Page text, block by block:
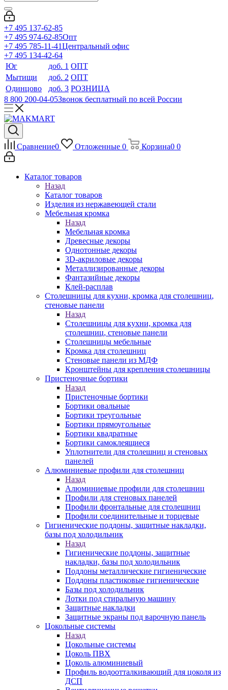
+7 495 137-62-85
+7 495 974-62-85Опт
+7 495 785-11-41Центральный офис
+7 495 134-42-64
Юг
доб. 1 ОПТ
Мытищи
доб. 2 ОПТ
Одинцово
доб. 3 РОЗНИЦА
8 800 200-04-05Звонок бесплатный по всей России
Сравнение0 Отложенные 0 Корзина0 0
Каталог товаров
Назад
Каталог товаров
Изделия из нержавеющей стали
Мебельная кромка
Назад
Мебельная кромка
Древесные декоры
Однотонные декоры
3D-акриловые декоры
Металлизированные декоры
Фантазийные декоры
Клей-расплав
Столешницы для кухни, кромка для столешниц,
стеновые панели
Назад
Столешницы для кухни, кромка для
столешниц, стеновые панели
Столешницы мебельные
Кромка для столешниц
Стеновые панели из МДФ
Кронштейны для крепления столешницы
Пристеночные бортики
Назад
Пристеночные бортики
Бортики овальные
Бортики треугольные
Бортики прямоугольные
Бортики квадратные
Бортики самоклеящиеся
Уплотнители для столешниц и стеновых
панелей
Алюминиевые профили для столешниц
Назад
Алюминиевые профили для столешниц
Профили для стеновых панелей
Профили фронтальные для столешниц
Профили соединительные и торцевые
Гигиенические поддоны, защитные накладки,
базы под холодильник
Назад
Гигиенические поддоны, защитные
накладки, базы под холодильник
Поддоны металлические гигиенические
Поддоны пластиковые гигиенические
Базы под холодильник
Лотки под стиральную машину
Защитные накладки
Защитные экраны под варочную панель
Цокольные системы
Назад
Цокольные системы
Цоколь ПВХ
Цоколь алюминиевый
Профиль водоотталкивающий для цоколя из
ДСП